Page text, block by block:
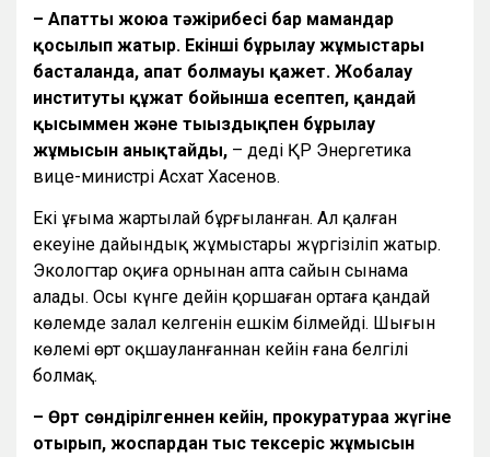
– Апатты жоюға тәжірибесі бар мамандар
қосылып жатыр. Екінші бұрғылау жұмыстары
басталғанда, апат болмауы қажет. Жобалау
институты құжат бойынша есептеп, қандай
қысыммен және тығыздықпен бұрғылау
жұмысын анықтайды, – деді ҚР Энергетика
вице-министрі Асхат Хасенов.
Екі ұңғыма жартылай бұрғыланған. Ал қалған
екеуіне дайындық жұмыстары жүргізіліп жатыр.
Экологтар оқиға орнынан апта сайын сынама
алады. Осы күнге дейін қоршаған ортаға қандай
көлемде залал келгенін ешкім білмейді. Шығын
көлемі өрт оқшауланғаннан кейін ғана белгілі
болмақ.
– Өрт сөндірілгеннен кейін, прокуратураға жүгіне
отырып, жоспардан тыс тексеріс жұмысын